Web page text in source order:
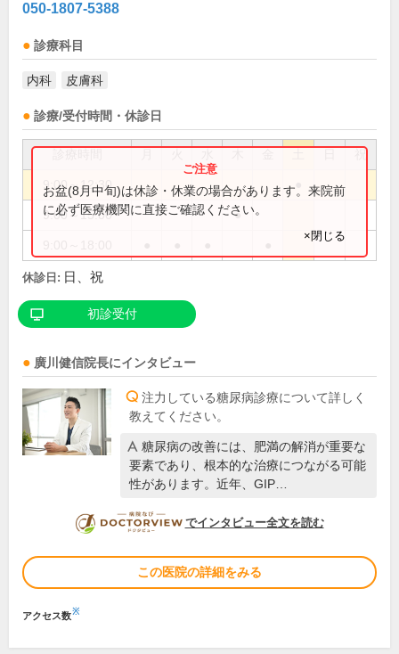
050-1807-5388
診療科目
内科 皮膚科
診療/受付時間・休診日
祝
9:00～12:30
9:00～15:00 ●
お盆(8月中旬)は休診・休業の場合があります。来院前
に必ず医療機関に直接ご確認ください。
×閉じる
休診日: 日、祝
初診受付
廣川健信院長にインタビュー
注力している糖尿病診療について詳しく
教えてください。
糖尿病の改善には、肥満の解消が重要な
要素であり、根本的な治療につながる可能
性があります。近年、GIP…
DOCTORVIEW
でインタビュー全文を読む
この医院の詳細をみる
アクセス数※